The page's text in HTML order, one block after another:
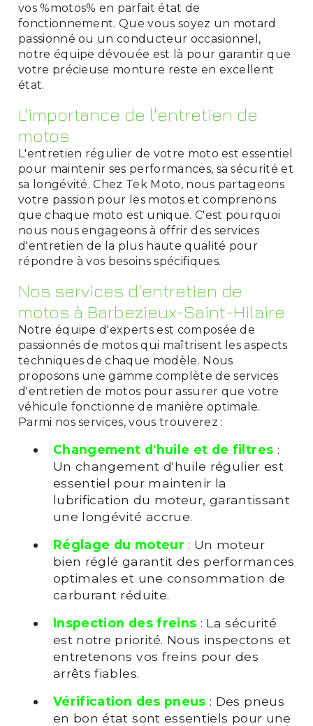
vos %motos% en parfait état de
fonctionnement. Que vous soyez un motard
passionné ou un conducteur occasionnel,
notre équipe dévouée est là pour garantir que
votre précieuse monture reste en excellent
état.
L'importance de l'entretien de
motos
L'entretien régulier de votre moto est essentiel
pour maintenir ses performances, sa sécurité et
sa longévité. Chez Tek Moto, nous partageons
votre passion pour les motos et comprenons
que chaque moto est unique. C'est pourquoi
nous nous engageons à offrir des services
d'entretien de la plus haute qualité pour
répondre à vos besoins spécifiques.
Nos services d'entretien de
motos à Barbezieux-Saint-Hilaire
Notre équipe d'experts est composée de
passionnés de motos qui maîtrisent les aspects
techniques de chaque modèle. Nous
proposons une gamme complète de services
d'entretien de motos pour assurer que votre
véhicule fonctionne de manière optimale.
Parmi nos services, vous trouverez :
Changement d'huile et de filtres :
Un changement d'huile régulier est
essentiel pour maintenir la
lubrification du moteur, garantissant
une longévité accrue.
Réglage du moteur : Un moteur
bien réglé garantit des performances
optimales et une consommation de
carburant réduite.
Inspection des freins : La sécurité
est notre priorité. Nous inspectons et
entretenons vos freins pour des
arrêts fiables.
Vérification des pneus : Des pneus
en bon état sont essentiels pour une